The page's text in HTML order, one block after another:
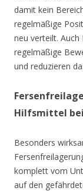
damit kein
regelmäßige
neu verteilt. Auch
regelmäßige
und reduzieren
Hilfsmittel
Besonders
komplett vom
auf den